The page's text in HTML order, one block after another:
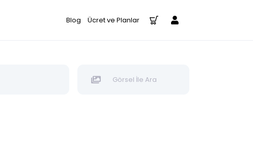
Blog Ücret ve Planlar
Görsel İle Ara